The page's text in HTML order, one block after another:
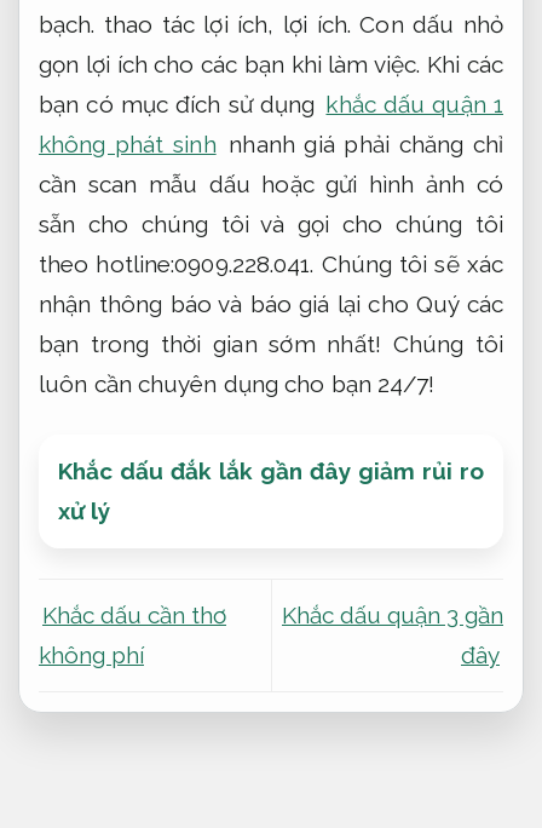
bạch. thao tác lợi ích, lợi ích. Con dấu nhỏ
gọn lợi ích cho các bạn khi làm việc. Khi các
bạn có mục đích sử dụng khắc dấu quận 1
không phát sinh nhanh giá phải chăng chỉ
cần scan mẫu dấu hoặc gửi hình ảnh có
sẵn cho chúng tôi và gọi cho chúng tôi
theo hotline:0909.228.041. Chúng tôi sẽ xác
nhận thông báo và báo giá lại cho Quý các
bạn trong thời gian sớm nhất! Chúng tôi
luôn cần chuyên dụng cho bạn 24/7!
Khắc dấu đắk lắk gần đây giảm rủi ro
xử lý
Khắc dấu cần thơ
không phí
Khắc dấu quận 3 gần
đây